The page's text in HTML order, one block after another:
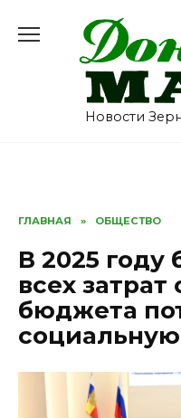
содержанию
Новости
ГЛАВНАЯ » ОБЩЕСТВО
В 2025 году
всех затрат
бюджета